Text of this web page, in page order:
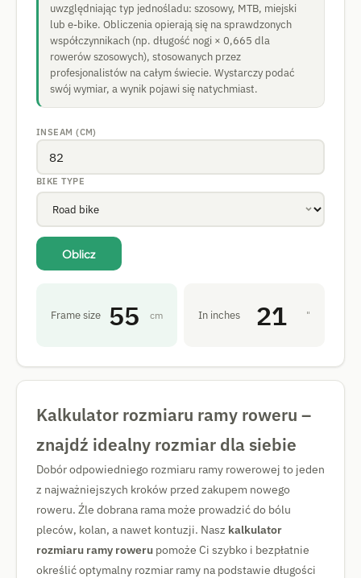
uwzględniając typ jednośladu: szosowy, MTB, miejski
lub e-bike. Obliczenia opierają się na sprawdzonych
współczynnikach (np. długość nogi × 0,665 dla
rowerów szosowych), stosowanych przez
profesjonalistów na całym świecie. Wystarczy podać
swój wymiar, a wynik pojawi się natychmiast.
INSEAM (CM)
BIKE TYPE
Oblicz
Frame size 55 cm In inches 21 "
Kalkulator rozmiaru ramy roweru –
znajdź idealny rozmiar dla siebie
Dobór odpowiedniego rozmiaru ramy rowerowej to jeden
z najważniejszych kroków przed zakupem nowego
roweru. Źle dobrana rama może prowadzić do bólu
pleców, kolan, a nawet kontuzji. Nasz kalkulator
rozmiaru ramy roweru pomoże Ci szybko i bezpłatnie
określić optymalny rozmiar ramy na podstawie długości